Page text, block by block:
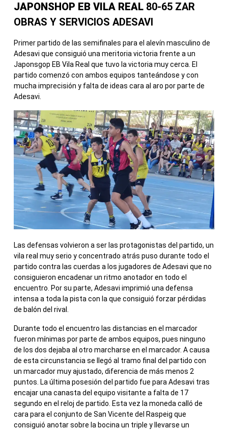
JAPONSHOP EB VILA REAL 80-65 ZAR
OBRAS Y SERVICIOS ADESAVI
Primer partido de las semifinales para el alevín masculino de
Adesavi que consiguió una meritoria victoria frente a un
Japonsgop EB Vila Real que tuvo la victoria muy cerca. El
partido comenzó con ambos equipos tanteándose y con
mucha imprecisión y falta de ideas cara al aro por parte de
Adesavi.
Las defensas volvieron a ser las protagonistas del partido, un
vila real muy serio y concentrado atrás puso durante todo el
partido contra las cuerdas a los jugadores de Adesavi que no
consiguieron encadenar un ritmo anotador en todo el
encuentro. Por su parte, Adesavi imprimió una defensa
intensa a toda la pista con la que consiguió forzar pérdidas
de balón del rival.
Durante todo el encuentro las distancias en el marcador
fueron mínimas por parte de ambos equipos, pues ninguno
de los dos dejaba al otro marcharse en el marcador. A causa
de esta circunstancia se llegó al tramo final del partido con
un marcador muy ajustado, diferencia de más menos 2
puntos. La última posesión del partido fue para Adesavi tras
encajar una canasta del equipo visitante a falta de 17
segundo en el reloj de partido. Esta vez la moneda calló de
cara para el conjunto de San Vicente del Raspeig que
consiguió anotar sobre la bocina un triple y llevarse un